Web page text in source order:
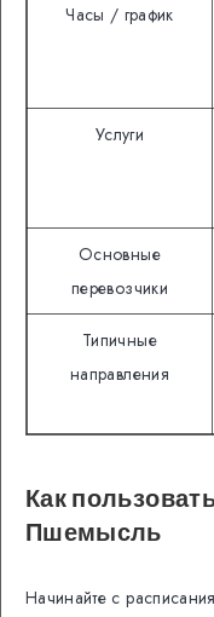
Часы / график
Услуги
Основные
перевозчики
Типичные
направления
Как
Пшемысль
Начинайте с